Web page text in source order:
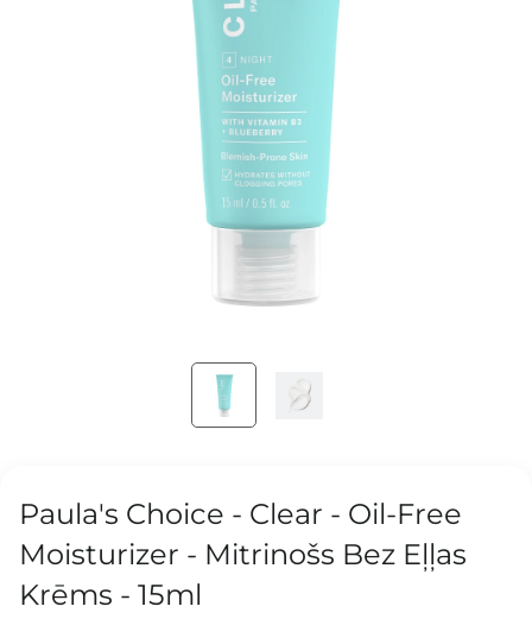
Paula's Choice - Clear - Oil-Free
Moisturizer - Mitrinošs Bez Eļļas
Krēms - 15ml